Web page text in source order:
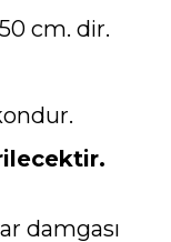
cm. dir.
damgası